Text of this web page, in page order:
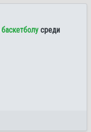
баскетболу среди